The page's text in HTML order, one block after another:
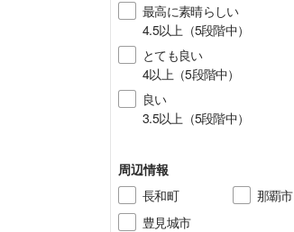
最高に素晴らしい
4.5以上（5段階中）
とても良い
4以上（5段階中）
良い
3.5以上（5段階中）
周辺情報
長和町
那覇市
豊見城市